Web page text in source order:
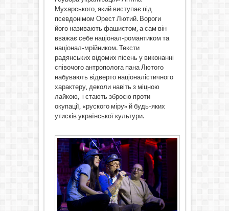
Мухарського, який виступає під
псевдонімом Орест Лютий. Вороги
його називають фашистом, а сам він
вважає себе націонал-романтиком та
націонал-мрійником. Тексти
радянських відомих пісень у виконанні
співочого антрополога пана Лютого
набувають відверто націоналістичного
характеру, деколи навіть з міцною
лайкою, і стають зброєю проти
окупації, «руского міру» й будь-яких
утисків української культури.